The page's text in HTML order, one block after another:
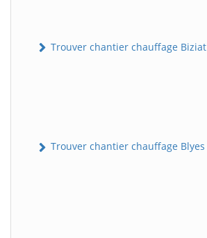
Trouver chantier chauffage Biziat
Trouver chantier chauffage Blyes